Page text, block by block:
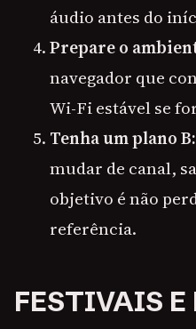
áudio antes do
Prepare o
navegador que
Wi-Fi estável se
Tenha um plano B:
mudar de canal,
objetivo é não
referência.
FESTIVAIS E